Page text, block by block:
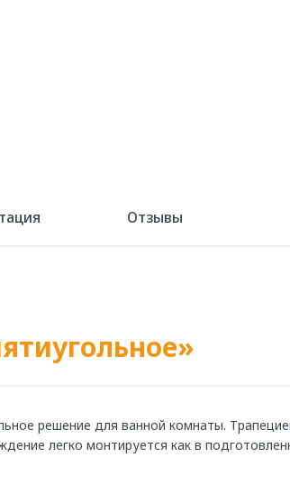
Отзывы
решение для ванной комнаты.
легко монтируется как в